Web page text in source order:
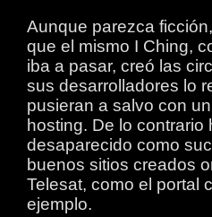
Aunque parezca
que el mismo I Ching,
iba a pasar, creó las
sus desarrolladores lo
pusieran a salvo con
hosting. De lo contrario
desaparecido como
buenos sitios creados
Telesat, como el portal
ejemplo.